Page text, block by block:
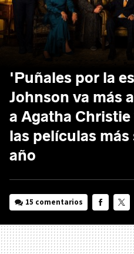
'Puñales por la
Johnson va más
a Agatha
las películas
año
15 comentarios